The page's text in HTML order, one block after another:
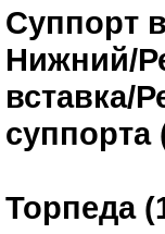
Суппорт
Нижний/
вставка/
суппорта
Торпеда